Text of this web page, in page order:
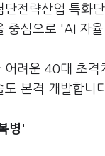
단전략산업 특화
중심으로 'AI 자
어려운 40대 초
본격 개발합니
병'